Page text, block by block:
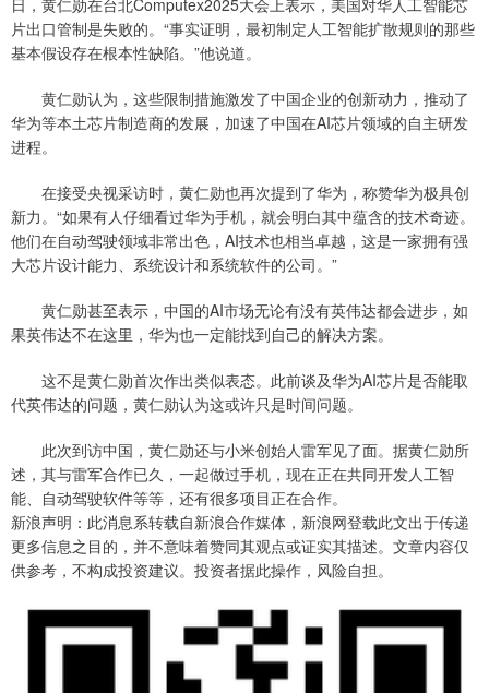
日，黄仁勋在台北Computex2025大会上表示，美国对华人工智能芯
片出口管制是失败的。“事实证明，最初制定人工智能扩散规则的那些
基本假设存在根本性缺陷。”他说道。
黄仁勋认为，这些限制措施激发了中国企业的创新动力，推动了
华为等本土芯片制造商的发展，加速了中国在AI芯片领域的自主研发
进程。
在接受央视采访时，黄仁勋也再次提到了华为，称赞华为极具创
新力。“如果有人仔细看过华为手机，就会明白其中蕴含的技术奇迹。
他们在自动驾驶领域非常出色，AI技术也相当卓越，这是一家拥有强
大芯片设计能力、系统设计和系统软件的公司。”
黄仁勋甚至表示，中国的AI市场无论有没有英伟达都会进步，如
果英伟达不在这里，华为也一定能找到自己的解决方案。
这不是黄仁勋首次作出类似表态。此前谈及华为AI芯片是否能取
代英伟达的问题，黄仁勋认为这或许只是时间问题。
此次到访中国，黄仁勋还与小米创始人雷军见了面。据黄仁勋所
述，其与雷军合作已久，一起做过手机，现在正在共同开发人工智
能、自动驾驶软件等等，还有很多项目正在合作。
新浪声明：此消息系转载自新浪合作媒体，新浪网登载此文出于传递
更多信息之目的，并不意味着赞同其观点或证实其描述。文章内容仅
供参考，不构成投资建议。投资者据此操作，风险自担。